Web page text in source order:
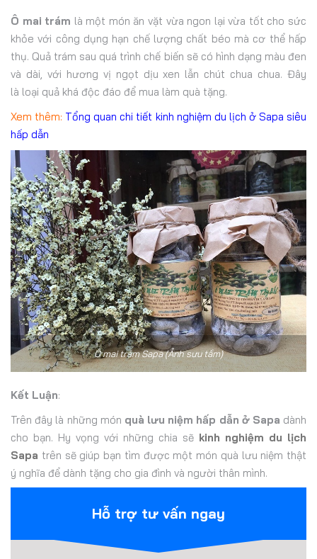
Ô mai trám là một món ăn vặt vừa ngon lại vừa tốt cho sức
khỏe với công dụng hạn chế lượng chất béo mà cơ thể hấp
thụ. Quả trám sau quá trình chế biến sẽ có hình dạng màu đen
và dài, với hương vị ngọt dịu xen lẫn chút chua chua. Đây
là loại quả khá độc đáo để mua làm quà tặng.
Xem thêm: Tổng quan chi tiết kinh nghiệm du lịch ở Sapa siêu
hấp dẫn
Ô mai trám Sapa (Ảnh sưu tầm)
Kết Luận:
Trên đây là những món quà lưu niệm hấp dẫn ở Sapa dành
cho bạn. Hy vọng với những chia sẽ kinh nghiệm du lịch
Sapa trên sẽ giúp bạn tìm được một món quà lưu niệm thật
ý nghĩa để dành tặng cho gia đình và người thân mình.
Hỗ trợ tư vấn ngay